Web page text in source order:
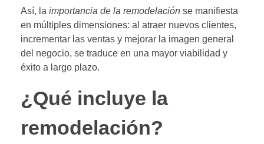
Así, la importancia de la remodelación se manifiesta
en múltiples dimensiones: al atraer nuevos clientes,
incrementar las ventas y mejorar la imagen general
del negocio, se traduce en una mayor viabilidad y
éxito a largo plazo.
¿Qué incluye la
remodelación?